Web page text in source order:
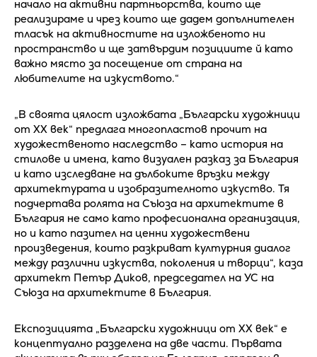
начало на активни партньорства, които ще
реализираме и чрез които ще дадем допълнителен
тласък на активностите на изложбеното ни
пространство и ще затвърдим позициите й като
важно място за посещение от страна на
любителите на изкуството.“
„В своята цялост изложбата „Български художници
от XX век“ предлага многопластов прочит на
художественото наследство – като история на
стилове и имена, като визуален разказ за България
и като изследване на дълбоките връзки между
архитектурата и изобразителното изкуство. Тя
подчертава ролята на Съюза на архитектите в
България не само като професионална организация,
но и като пазител на ценни художествени
произведения, които разкриват културния диалог
между различни изкуства, поколения и творци“, каза
архитект Петър Диков, председател на УС на
Съюза на архитектите в България.
Експозицията „Български художници от XX век“ е
концептуално разделена на две части. Първата